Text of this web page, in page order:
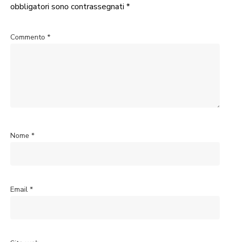
obbligatori sono contrassegnati *
Commento *
Nome *
Email *